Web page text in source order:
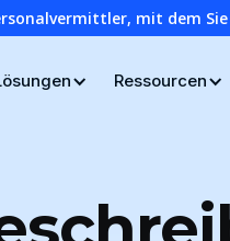
mit dem
Ressourcen